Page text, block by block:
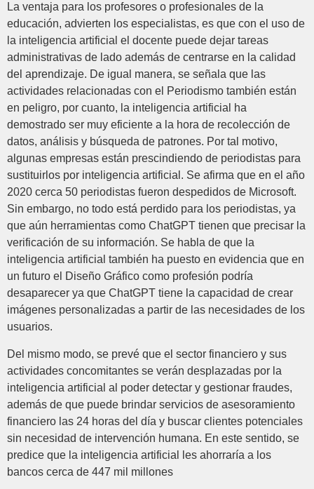
La ventaja para los profesores o profesionales de la
educación, advierten los especialistas, es que con el uso de
la inteligencia artificial el docente puede dejar tareas
administrativas de lado además de centrarse en la calidad
del aprendizaje. De igual manera, se señala que las
actividades relacionadas con el Periodismo también están
en peligro, por cuanto, la inteligencia artificial ha
demostrado ser muy eficiente a la hora de recolección de
datos, análisis y búsqueda de patrones. Por tal motivo,
algunas empresas están prescindiendo de periodistas para
sustituirlos por inteligencia artificial. Se afirma que en el año
2020 cerca 50 periodistas fueron despedidos de Microsoft.
Sin embargo, no todo está perdido para los periodistas, ya
que aún herramientas como ChatGPT tienen que precisar la
verificación de su información. Se habla de que la
inteligencia artificial también ha puesto en evidencia que en
un futuro el Diseño Gráfico como profesión podría
desaparecer ya que ChatGPT tiene la capacidad de crear
imágenes personalizadas a partir de las necesidades de los
usuarios.
Del mismo modo, se prevé que el sector financiero y sus
actividades concomitantes se verán desplazadas por la
inteligencia artificial al poder detectar y gestionar fraudes,
además de que puede brindar servicios de asesoramiento
financiero las 24 horas del día y buscar clientes potenciales
sin necesidad de intervención humana. En este sentido, se
predice que la inteligencia artificial les ahorraría a los
bancos cerca de 447 mil millones